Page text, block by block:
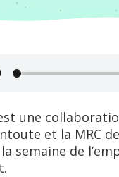
une
et la MRC
semaine de